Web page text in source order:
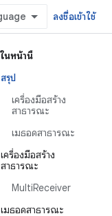
ลงชื่อเข้าใช้
ในหน้านี้
สรุป
เครื่องมือสร้าง
สาธารณะ
เมธอดสาธารณะ
เครื่องมือสร้าง
สาธารณะ
MultiReceiver
เมธอดสาธารณะ